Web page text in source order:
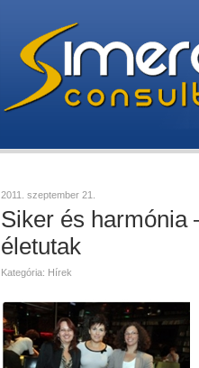
2011. szeptember 21.
Siker és harmónia
életutak
Kategória: Hírek